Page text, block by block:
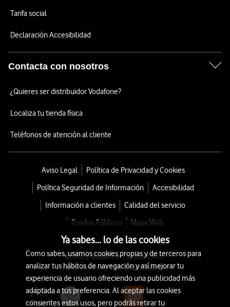
Tarifa social
Declaración Accesibilidad
Contacta con nosotros
¿Quieres ser distribuidor Vodafone?
Localiza tu tienda física
Teléfonos de atención al cliente
Aviso Legal
Política de Privacidad y Cookies
Política Seguridad de Información
Accesibilidad
Información a clientes
Calidad del servicio
Fondos Públicos
Mapa Web
© 2026 Vodafone España S.A.U.
Avda. América 115, 28042 Madrid
Ya sabes... lo de las cookies
Como sabes, usamos cookies propias y de terceros para
analizar tus hábitos de navegación y así mejorar tu
experiencia de usuario ofreciendo una publicidad más
adaptada a tus preferencia. Al aceptar las cookies
consientes estos usos, pero podrás retirar tu